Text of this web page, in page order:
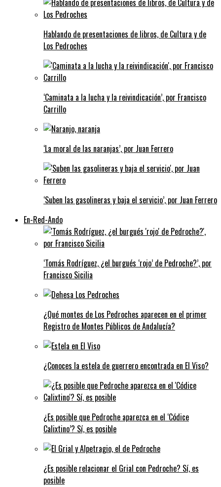
Hablando de presentaciones de libros, de Cultura y de
Los Pedroches
‘Caminata a la lucha y la reivindicación’, por Francisco
Carrillo
‘La moral de las naranjas’, por Juan Ferrero
‘Suben las gasolineras y baja el servicio’, por Juan Ferrero
En-Red-Ando
‘Tomás Rodríguez, ¿el burgués ‘rojo’ de Pedroche?’, por
Francisco Sicilia
¿Qué montes de Los Pedroches aparecen en el primer
Registro de Montes Públicos de Andalucía?
¿Conoces la estela de guerrero encontrada en El Viso?
¿Es posible que Pedroche aparezca en el ‘Códice
Calixtino’? Sí, es posible
¿Es posible relacionar el Grial con Pedroche? Sí, es
posible